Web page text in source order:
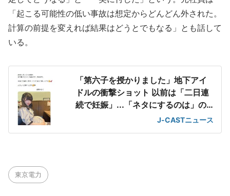
「起こる可能性の低い事故は想定からどんどん外された。
計算の前提を変えれば結果はどうとでもなる」とも話して
いる。
「第六子を授かりました」地下アイ
ドルの衝撃ショット 以前は「二日連
続で妊娠」...「ネタにするのは」の
J-CASTニュース
東京電力